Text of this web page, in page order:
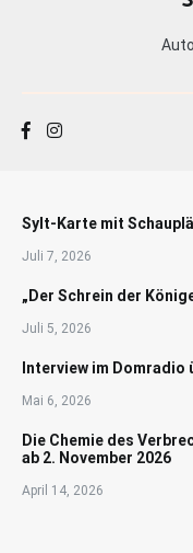
Sylt-Karte mit
Juli 7, 2026
„Der Schrein der
Juli 5, 2026
Interview im Domradio
Mai 6, 2026
Die Chemie des
ab 2. November 2026
April 14, 2026